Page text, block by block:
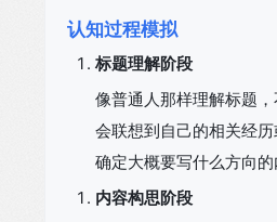
认知过程模拟
标题理解阶段
像普通人那样理解标题
会联想到自己的相关经
确定大概要写什么方向的
内容构思阶段